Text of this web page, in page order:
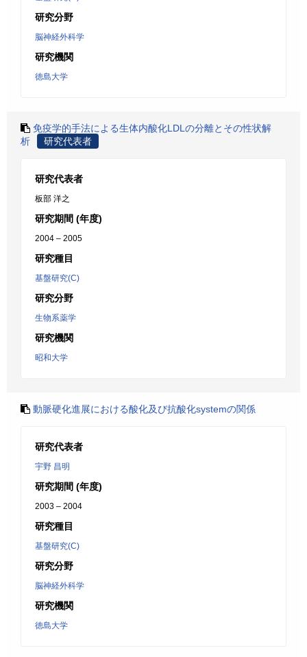
研究分野
脳神経外科学
研究機関
徳島大学
免疫学的手法による生体内酸化LDLの分離とその性状解
析
研究代表者
研究代表者
板部 洋之
研究期間 (年度)
2004 – 2005
研究種目
基盤研究(C)
研究分野
生物系薬学
研究機関
昭和大学
動脈硬化進展における酸化及び抗酸化systemの関係
研究代表者
宇野 昌明
研究期間 (年度)
2003 – 2004
研究種目
基盤研究(C)
研究分野
脳神経外科学
研究機関
徳島大学